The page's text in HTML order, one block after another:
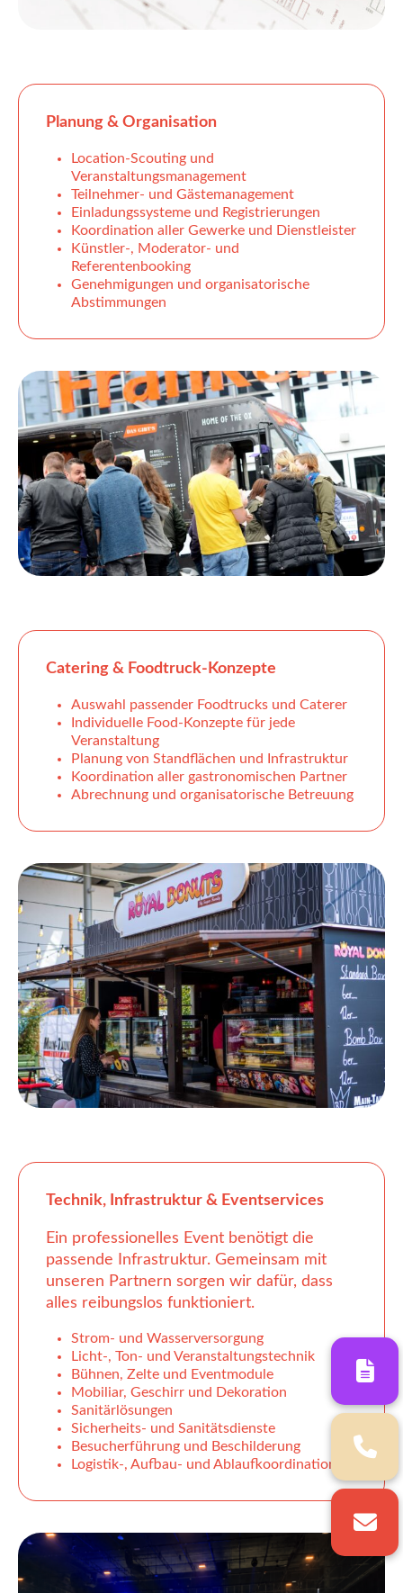
Planung & Organisation
Location-Scouting und
Veranstaltungsmanagement
Teilnehmer- und Gästemanagement
Einladungssysteme und Registrierungen
Koordination aller Gewerke und Dienstleister
Künstler-, Moderator- und
Referentenbooking
Genehmigungen und organisatorische
Abstimmungen
Catering & Foodtruck-Konzepte
Auswahl passender Foodtrucks und Caterer
Individuelle Food-Konzepte für jede
Veranstaltung
Planung von Standflächen und Infrastruktur
Koordination aller gastronomischen Partner
Abrechnung und organisatorische Betreuung
Technik, Infrastruktur & Eventservices
Ein professionelles Event benötigt die
passende Infrastruktur. Gemeinsam mit
unseren Partnern sorgen wir dafür, dass
alles reibungslos funktioniert.
Strom- und Wasserversorgung
Licht-, Ton- und Veranstaltungstechnik
Bühnen, Zelte und Eventmodule
Mobiliar, Geschirr und Dekoration
Sanitärlösungen
Sicherheits- und Sanitätsdienste
Besucherführung und Beschilderung
Logistik-, Aufbau- und Ablaufkoordination